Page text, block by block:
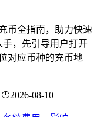
币全指南，助力快速
，先引导用户打开
对应币种的充币地
2026-08-10